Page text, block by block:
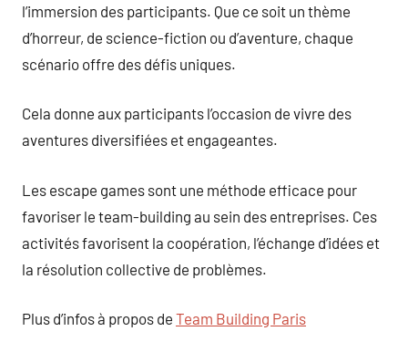
l’immersion des participants. Que ce soit un thème
d’horreur, de science-fiction ou d’aventure, chaque
scénario offre des défis uniques.
Cela donne aux participants l’occasion de vivre des
aventures diversifiées et engageantes.
Les escape games sont une méthode efficace pour
favoriser le team-building au sein des entreprises. Ces
activités favorisent la coopération, l’échange d’idées et
la résolution collective de problèmes.
Plus d’infos à propos de Team Building Paris